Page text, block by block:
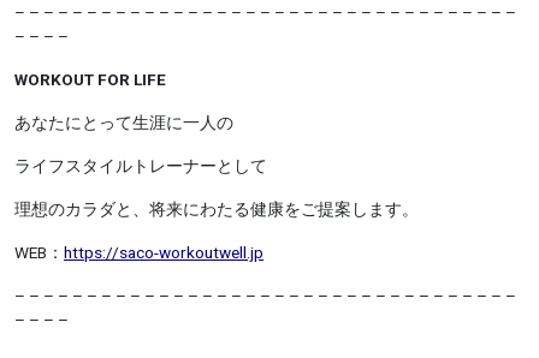
– – – – – – – – – – – – – – – – – – – – – – – – – – – – – – – – – – –
– – – –
WORKOUT FOR LIFE
あなたにとって生涯に一人の
ライフスタイルトレーナーとして
理想のカラダと、将来にわたる健康をご提案します。
WEB： https://saco-workoutwell.jp
– – – – – – – – – – – – – – – – – – – – – – – – – – – – – – – – – – –
– – – –